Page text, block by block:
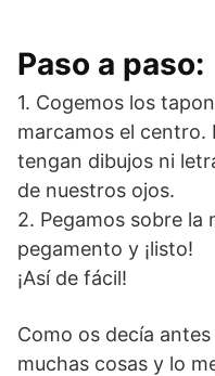
Paso a paso:
1. Cogemos los
marcamos el centro.
tengan dibujos ni
de nuestros ojos.
2. Pegamos sobre la
pegamento y ¡listo!
¡Así de fácil!
Como os decía
muchas cosas y lo